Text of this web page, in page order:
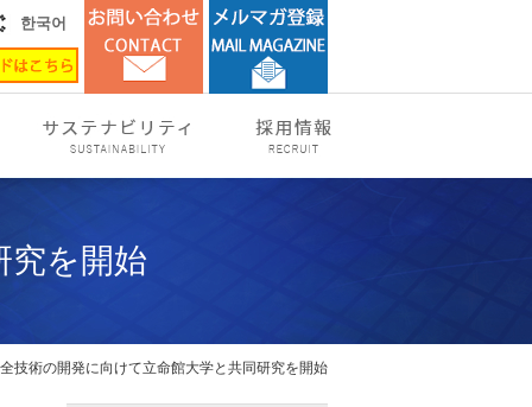
한국어
究を開始
技術の開発に向けて立命館大学と共同研究を開始